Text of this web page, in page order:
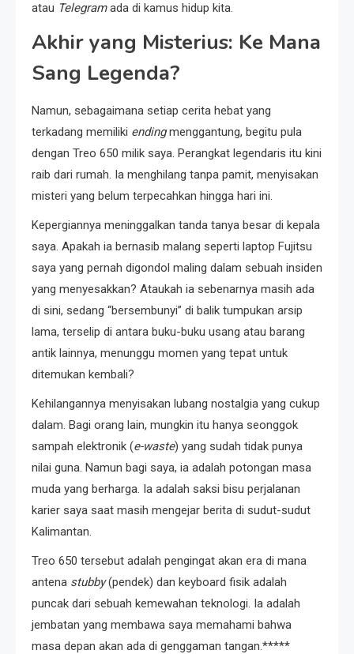
atau Telegramada di kamus hidup kita.
Akhir yang Misterius: Ke Mana
Sang Legenda?
Namun, sebagaimana setiap cerita hebat yang
terkadang memiliki endingmenggantung, begitu pula
dengan Treo 650 milik saya. Perangkat legendaris itu kini
raib dari rumah. Ia menghilang tanpa pamit, menyisakan
misteri yang belum terpecahkan hingga hari ini.
Kepergiannya meninggalkan tanda tanya besar di kepala
saya. Apakah ia bernasib malang seperti laptop Fujitsu
saya yang pernah digondol maling dalam sebuah insiden
yang menyesakkan? Ataukah ia sebenarnya masih ada
di sini, sedang “bersembunyi” di balik tumpukan arsip
lama, terselip di antara buku-buku usang atau barang
antik lainnya, menunggu momen yang tepat untuk
ditemukan kembali?
Kehilangannya menyisakan lubang nostalgia yang cukup
dalam. Bagi orang lain, mungkin itu hanya seonggok
sampah elektronik (e-waste) yang sudah tidak punya
nilai guna. Namun bagi saya, ia adalah potongan masa
muda yang berharga. Ia adalah saksi bisu perjalanan
karier saya saat masih mengejar berita di sudut-sudut
Kalimantan.
Treo 650 tersebut adalah pengingat akan era di mana
antena stubby(pendek) dan keyboard fisik adalah
puncak dari sebuah kemewahan teknologi. Ia adalah
jembatan yang membawa saya memahami bahwa
masa depan akan ada di genggaman tangan.*****